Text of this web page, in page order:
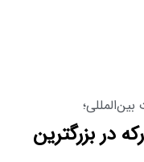
در بزرگترین